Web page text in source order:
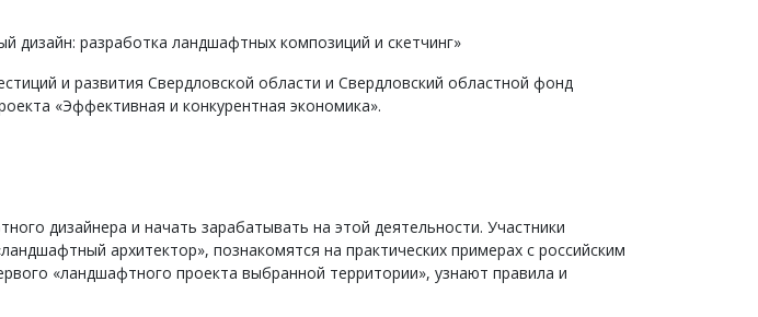
дизайн: разработка ландшафтных композиций и скетчинг»
и развития Свердловской области и Свердловский областной фонд
«Эффективная и конкурентная экономика».
дизайнера и начать зарабатывать на этой деятельности. Участники
архитектор», познакомятся на практических примерах с российским
«ландшафтного проекта выбранной территории», узнают правила и